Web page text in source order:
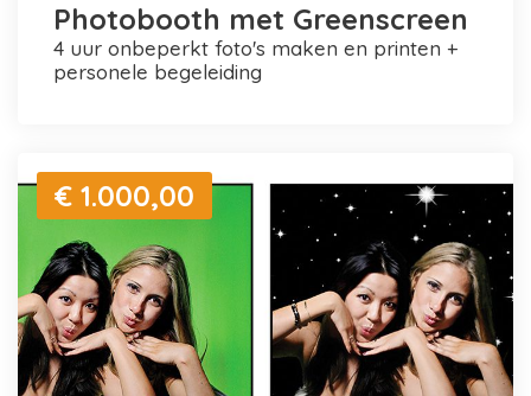
Photobooth met Greenscreen
4 uur onbeperkt foto's maken en printen +
personele begeleiding
€ 1.000,00